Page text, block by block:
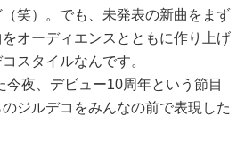
笑）。でも、未発表の新曲をまず
オーディエンスとともに作り上げ
スタイルなんです。
夜、デビュー10周年という節目
ジルデコをみんなの前で表現した